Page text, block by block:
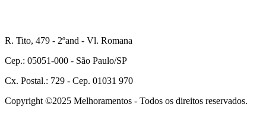
R. Tito, 479 - 2ºand - Vl. Romana
Cep.: 05051-000 - São Paulo/SP
Cx. Postal.: 729 - Cep. 01031 970
Copyright ©2025 Melhoramentos - Todos os direitos reservados.